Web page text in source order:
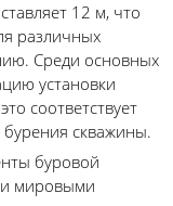
12 м, что
различных
Среди основных
установки
соответствует
скважины.
буровой
мировыми